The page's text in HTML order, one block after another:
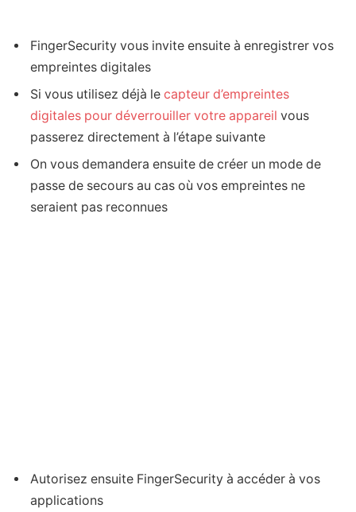
FingerSecurity vous invite ensuite à enregistrer vos
empreintes digitales
Si vous utilisez déjà le capteur d’empreintes
digitales pour déverrouiller votre appareil vous
passerez directement à l’étape suivante
On vous demandera ensuite de créer un mode de
passe de secours au cas où vos empreintes ne
seraient pas reconnues
Autorisez ensuite FingerSecurity à accéder à vos
applications